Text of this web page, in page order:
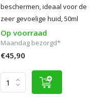
beschermen, ideaal voor de
zeer gevoelige huid, 50ml
Op voorraad
Maandag bezorgd*
€45,90